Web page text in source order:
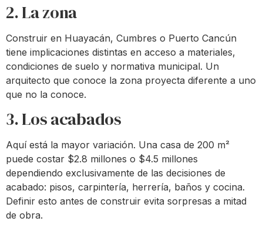
2. La zona
Construir en Huayacán, Cumbres o Puerto Cancún
tiene implicaciones distintas en acceso a materiales,
condiciones de suelo y normativa municipal. Un
arquitecto que conoce la zona proyecta diferente a uno
que no la conoce.
3. Los acabados
Aquí está la mayor variación. Una casa de 200 m²
puede costar $2.8 millones o $4.5 millones
dependiendo exclusivamente de las decisiones de
acabado: pisos, carpintería, herrería, baños y cocina.
Definir esto antes de construir evita sorpresas a mitad
de obra.